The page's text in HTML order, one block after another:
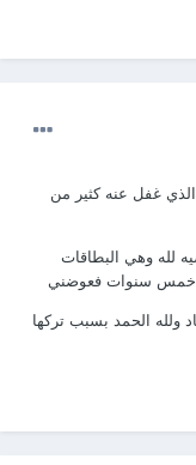
غفل عنه كثير من
لله وهي البطاقات
من خمس سنوات فعوضني
ولله الحمد بسبب تركها